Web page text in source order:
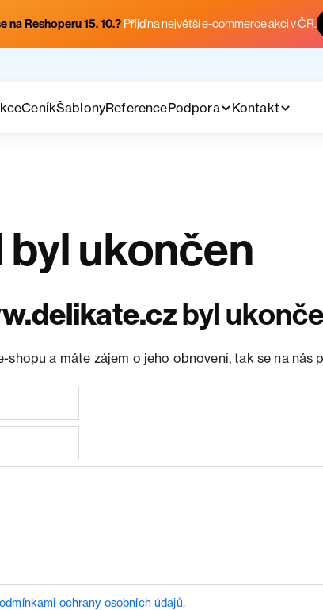
na Reshoperu 15. 10.? Přijď na největší e-commerce akci v ČR.
CeníkŠablonyReferencePodpora Kontakt
ukončen
byl
a máte zájem o jeho obnovení, tak se na nás
ochrany osobních údajů.